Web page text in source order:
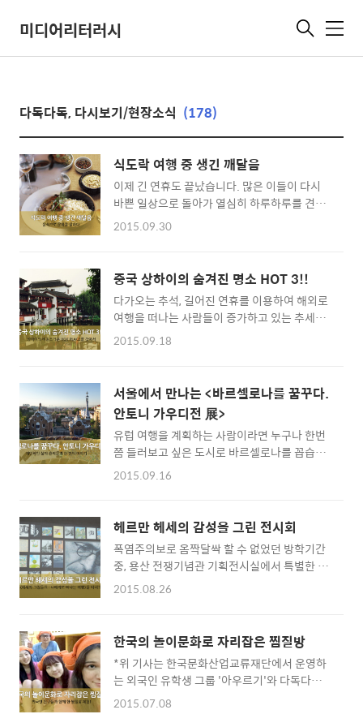
미디어리터러시 메
다독다독, 다시보기/현장소식 (178)
식도락 여행 중 생긴 깨달음
이제 긴 연휴도 끝났습니다. 많은 이들이 다시
바쁜 일상으로 돌아가 열심히 하루하루를 견뎌
내고 있을텐데요. 힘든 일상일지라도 즐거웠던
그 분위기를 느끼고 그곳의 문화를 즐기는 것은
바쁜 일상으로 돌아가 다시금 버텨내기 위한 힘
을 충전해주곤 합니다. 저는 최근 유럽으로 여행
을 다녀왔는데요. 여행을 하는 즐거움 중 하나는
‘금강산도 식후경’, 바로 여행지에서 맛있는 음
화와 자연스레 비교가 되었고 차이점도 발견할
수 있었는데요. 가장 큰 차이는 기다리는 것에
있어서의 자세입니다. 한국 사람들을 표현하는
전형적인 단어 중 하나는..
2015.09.30
중국 상하이의 숨겨진 명소 HOT 3!!
다가오는 추석, 길어진 연휴를 이용하여 해외로
여행을 떠나는 사람들이 증가하고 있는 추세입
니다. 모처럼 떠나는 여행인 만큼 완벽한 여행을
집하여 여행지에서 손꼽히는 명소에 도착하게
되면 사람을 보러 왔는지 명소를 구경하러 왔는
지 만족스럽지 않은 경우가 많습니다. 그리하여,
제가 직접 여행한 곳 중 접근성이 좋고 비행기
티켓이 저렴한 상하이의 숨겨진 명소를 지금 공
개합니다! 지하철로 갈 수 있는 동양의 베니스,
가 많습니다. 대체로 많은 여행 책들과 블로그
포스팅들은 쑤저우, 주가각, 주장 등을 소개하고
있는데요. 그곳들은 상하..
2015.09.18
서울에서 만나는 <바르셀로나를 꿈꾸다.
안토니 가우디전 展>
유럽 여행을 계획하는 사람이라면 누구나 한번
쯤 들러보고 싶은 도시로 바르셀로나를 꼽습니
다. 세계적인 천재 건축가 안토니 가우디 작품의
울에서도 안토니 가우디와 그의 아름다운 작품
들을 감상할 수 있게 되었습니다. 예술의 전당
한가람 디자인 미술관에서 안토니 가우디의 미
발표 작품들과 개인적인 삶의 흔적도 함께 살펴
볼 수 있다는 소식에 예술의 전당 한가람 미술관
디의 초상화가 눈에 들어옵니다. 덥수룩한 수염,
오똑한 코와 눈, 그리고 2:8로 넘긴 가르마가 돋
보이네요. 그는 시골에서 대장장이의 아들로 태
어났지만 덕분에 어깨너머로 배운 예술..
2015.09.16
헤르만 헤세의 감성을 그린 전시회
폭염주의보로 옴짝달싹 할 수 없었던 방학기간
중, 용산 전쟁기념관 기획전시실에서 특별한 전
시회가 진행 중이라는 소식에 한 달음에 현장을
일생을 돌아보며 미술을 사랑했던 예술가로서
의 모습을 보여 주고 있는 전시회, 함께 떠나 볼
까요? 헤르만 헤세(Hermann Hesse), 쏙쏙 파
헤치기! 전시회에 무작정 방문하기 전, 헤르만
헤세에 대해 알아보아야 겠죠? 헤르만 헤세는
2015.08.26
한국의 놀이문화로 자리잡은 찜질방
*위 기사는 한국문화산업교류재단에서 운영하
는 외국인 유학생 그룹 '아우르기'와 다독다독
대학생 기자단이 한국의 문화를 알리고 SNS로
2015.07.08